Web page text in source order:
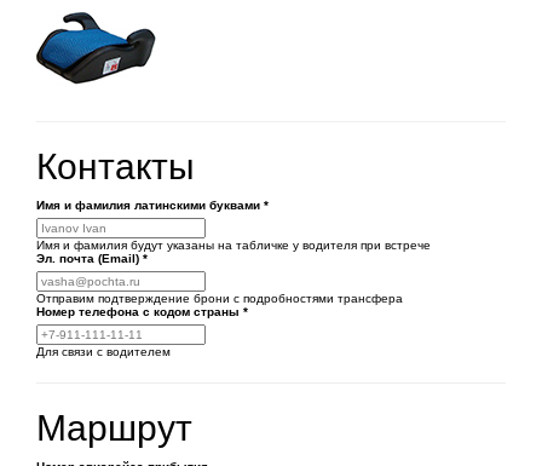
Контакты
Имя и фамилия латинскими буквами *
Имя и фамилия будут указаны на табличке у водителя при встрече
Эл. почта (Email) *
Отправим подтверждение брони с подробностями трансфера
Номер телефона с кодом страны *
Для связи с водителем
Маршрут